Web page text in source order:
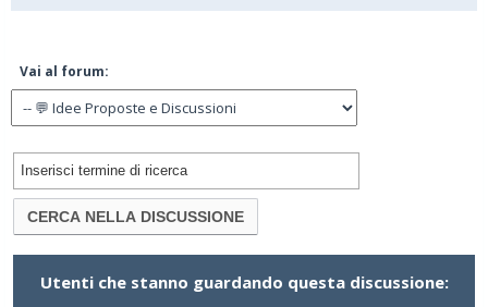
Vai al forum:
Utenti che stanno guardando questa discussione: